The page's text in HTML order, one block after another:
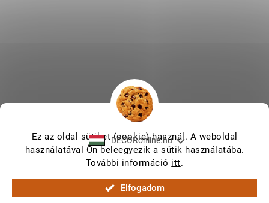
Ez az oldal sütiket (cookie) használ. A weboldal
használatával Ön beleegyezik a sütik használatába.
További információ itt.
Elfogadom
DECORonline.hu
Shoptet készítette